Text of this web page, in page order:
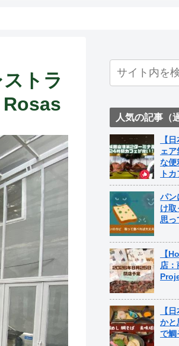
用期間&テ
トラ
Rosas
人気の記事（
【
ェ
な便
ト
パン
け取
思っ
【
店
【
かと
で鯛